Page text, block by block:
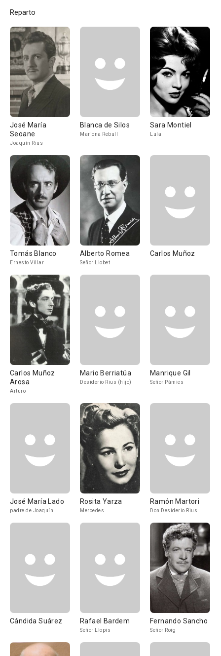
Reparto
José María
Seoane
Joaquín Rius
Blanca de Silos
Mariona Rebull
Sara Montiel
Lula
Tomás Blanco
Ernesto Villar
Alberto Romea
Señor Llobet
Carlos Muñoz
Carlos Muñoz
Arosa
Arturo
Mario Berriatúa
Desiderio Rius (hijo)
Manrique Gil
Señor Pàmies
José María Lado
padre de Joaquín
Rosita Yarza
Mercedes
Ramón Martori
Don Desiderio Rius
Cándida Suárez Rafael Bardem
Señor Llopis
Fernando Sancho
Señor Roig